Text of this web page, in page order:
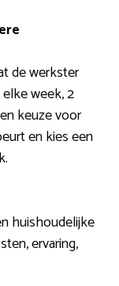
de werkster
week, 2
keuze voor
en kies een
huishoudelijke
ervaring,